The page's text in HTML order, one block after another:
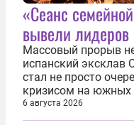
«Сеанс
вывели
Массовый прорыв
испанский эксклав
стал не просто
кризисом на южных
фундаментальный
6 августа 2026